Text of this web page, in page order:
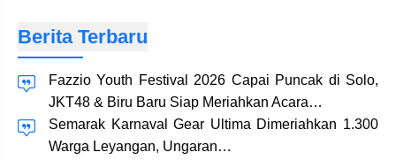
Berita Terbaru
Fazzio Youth Festival 2026 Capai Puncak di Solo,
JKT48 & Biru Baru Siap Meriahkan Acara…
Semarak Karnaval Gear Ultima Dimeriahkan 1.300
Warga Leyangan, Ungaran…